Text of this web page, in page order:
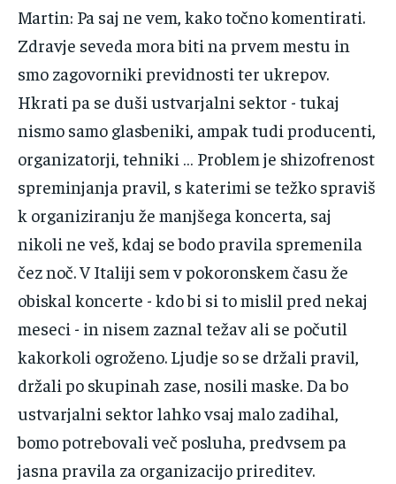
Martin‌:‌ ‌Pa‌ ‌saj‌ ‌ne‌ ‌vem,‌ ‌kako‌ ‌točno‌ ‌komentirati.‌
‌Zdravje‌ ‌seveda‌ ‌mora‌ ‌biti‌ ‌na‌ ‌prvem‌ ‌mestu‌ ‌in‌
‌smo‌ ‌zagovorniki‌ ‌previdnosti‌ ‌ter‌ ‌ukrepov.‌
‌Hkrati‌ ‌pa‌ ‌se‌ ‌duši‌ ‌ustvarjalni‌ ‌sektor‌ ‌-‌ ‌tukaj‌
‌nismo‌ ‌samo‌ ‌glasbeniki,‌ ‌ampak‌ ‌tudi‌ ‌producenti,‌
‌organizatorji,‌ ‌tehniki‌ ‌…‌ ‌Problem‌ ‌je‌ ‌shizofrenost‌
‌spreminjanja‌ ‌pravil,‌ ‌s‌ ‌katerimi‌ ‌se‌ ‌težko‌ ‌spraviš‌
‌k‌ ‌organiziranju‌ ‌že‌ ‌manjšega‌ ‌koncerta,‌ ‌saj‌
‌nikoli‌ ‌ne‌ ‌veš,‌ ‌kdaj‌ ‌se‌ ‌bodo‌ ‌pravila‌ ‌spremenila‌
‌čez‌ ‌noč.‌ ‌V‌ ‌Italiji‌ ‌sem‌ ‌v‌ ‌pokoronskem‌ ‌času‌ ‌že‌
‌obiskal‌ ‌koncerte‌ ‌-‌ ‌kdo‌ ‌bi‌ ‌si‌ ‌to‌ ‌mislil‌ ‌pred‌ ‌nekaj‌
‌meseci‌ ‌-‌ ‌in‌ ‌nisem‌ ‌zaznal‌ ‌težav‌ ‌ali‌ ‌se‌ ‌počutil‌
‌kakorkoli‌ ‌ogroženo.‌ ‌Ljudje‌ ‌so‌ ‌se‌ ‌držali‌ ‌pravil,‌
‌držali‌ ‌po‌ ‌skupinah‌ ‌zase,‌ ‌nosili‌ ‌maske.‌ ‌Da‌ ‌bo‌
‌ustvarjalni‌ ‌sektor‌ ‌lahko‌ ‌vsaj‌ ‌malo‌ ‌zadihal,‌
‌bomo‌ ‌potrebovali‌ ‌več‌ ‌posluha,‌ ‌predvsem‌ ‌pa‌
‌jasna‌ ‌pravila‌ ‌za‌ ‌organizacijo‌ ‌prireditev.‌